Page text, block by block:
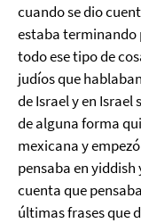
cuando se dio
estaba terminando
todo ese tipo de
judíos que
de Israel y en
de alguna forma
mexicana y
pensaba en
cuenta que
últimas frases que